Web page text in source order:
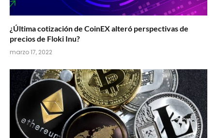
¿Última cotización de CoinEX alteró perspectivas de
precios de Floki Inu?
marzo 17, 2022